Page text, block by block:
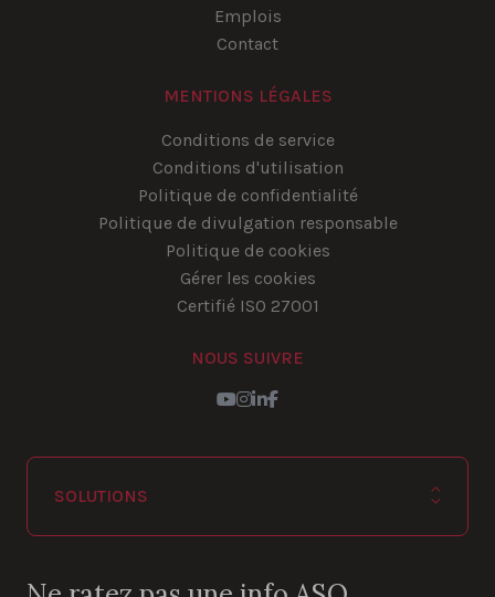
Emplois
Contact
MENTIONS LÉGALES
Conditions de service
Conditions d'utilisation
Politique de confidentialité
Politique de divulgation responsable
Politique de cookies
Gérer les cookies
Certifié ISO 27001
NOUS SUIVRE
YouTube
Instagram
LinkedIn
Facebook
SOLUTIONS